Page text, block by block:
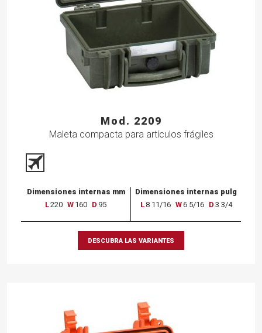
Mod. 2209
Maleta compacta para artículos frágiles
Dimensiones internas mm
L220 W 160 D 95
Dimensiones internas pulg
L8 11/16 W6 5/16 D 3 3/4
DESCUBRA LAS VARIANTES